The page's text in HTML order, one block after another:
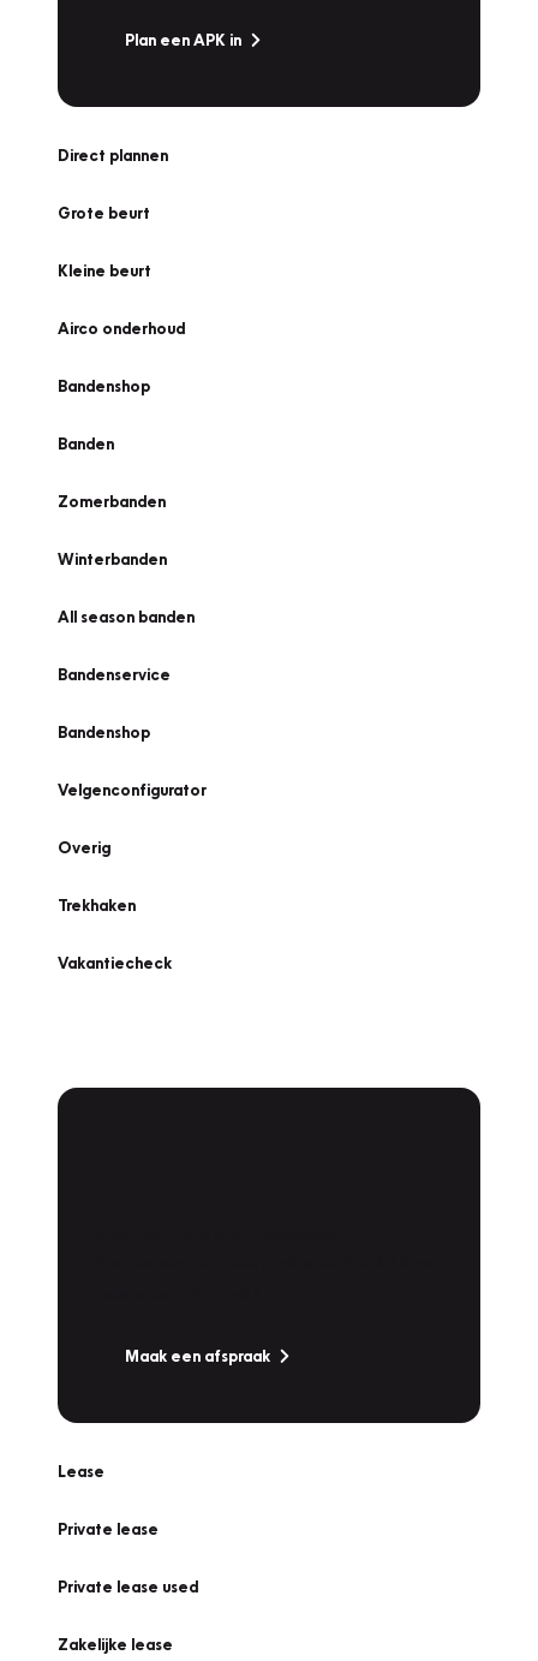
Plan een APK in
Direct plannen
Grote beurt
Kleine beurt
Airco onderhoud
Bandenshop
Banden
Zomerbanden
Winterbanden
All season banden
Bandenservice
Bandenshop
Velgenconfigurator
Overig
Trekhaken
Vakantiecheck
Maak een afspraak
Lease
Private lease
Private lease used
Zakelijke lease